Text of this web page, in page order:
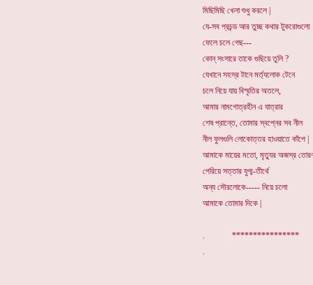
মিছিমিছি খেলা শুধু করলে |
যে-সব প্রচন্ড আর তুচ্ছ কথার টুকরোগুলো
ফেলে চলে গেছ---
কোন্ সংসারে তাকে গুছিয়ে তুলি ?
যেখানে সহস্র টানে মর্ত্যলোক টেনে
চলে নিয়ে যায় বিস্মৃতির অতলে,
আমার নামগোত্রহীন এ যাত্রার
শেষ প্রান্তে, তোমার স্বপ্নের সব নীল
নীল ফুলগুলি লোকোত্তর হাওয়াতে কাঁপে |
আমাকে মায়ের মতো, মৃত্যুর অজস্র
পেরিয়ে সত্তার যুগ্ম-তীর্থে
অন্য সৌরলোকে----- নিয়ে চলো
আমাকে তোমার দিকে |
.